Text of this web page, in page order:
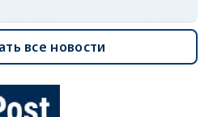
все новости